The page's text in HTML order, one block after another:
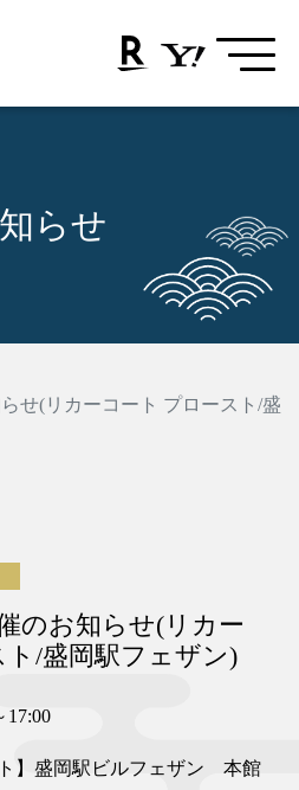
らせ
せ(リカーコート プロースト/盛
のお知らせ(リカー
ト/盛岡駅フェザン)
17:00
ト】盛岡駅ビルフェザン 本館